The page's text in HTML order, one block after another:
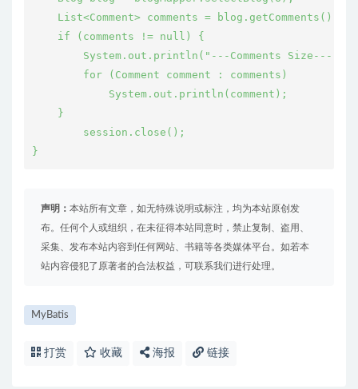
    List<Comment> comments = blog.getComments();
    if (comments != null) {
System.out.println("---Comments Size---" +
        for (Comment comment : comments)
            System.out.println(comment);
    }
        session.close();
声明： 本站所有文章，如无特殊说明或标注，均为本站原创发
布。任何个人或组织，在未征得本站同意时，禁止复制、盗用、
采集、发布本站内容到任何网站、书籍等各类媒体平台。如若本
站内容侵犯了原著者的合法权益，可联系我们进行处理。
MyBatis
打赏 收藏 海报 链接